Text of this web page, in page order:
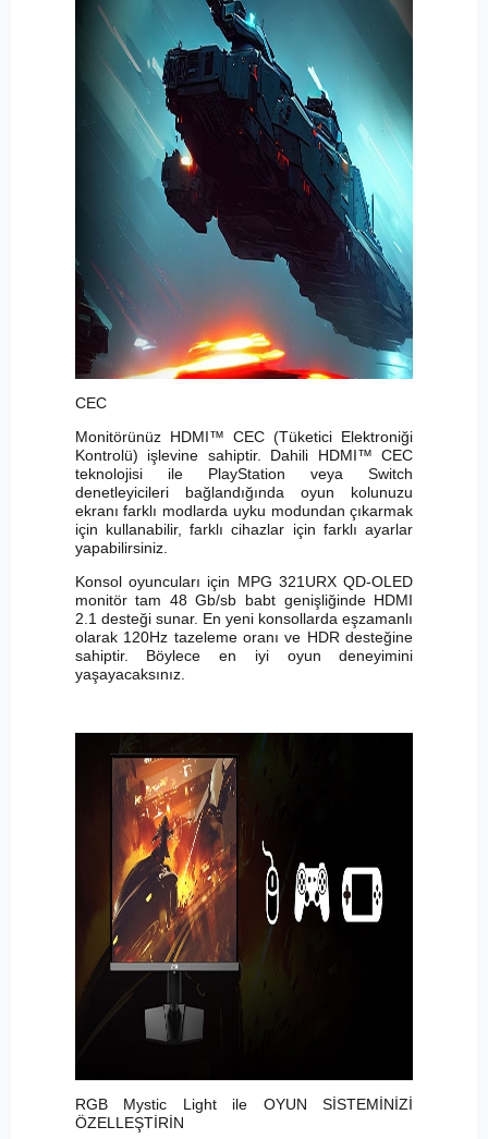
CEC
Monitörünüz HDMI™ CEC (Tüketici Elektroniği
Kontrolü) işlevine sahiptir. Dahili HDMI™ CEC
teknolojisi ile PlayStation veya Switch
denetleyicileri bağlandığında oyun kolunuzu
ekranı farklı modlarda uyku modundan çıkarmak
için kullanabilir, farklı cihazlar için farklı ayarlar
yapabilirsiniz.
Konsol oyuncuları için MPG 321URX QD-OLED
monitör tam 48 Gb/sb babt genişliğinde HDMI
2.1 desteği sunar. En yeni konsollarda eşzamanlı
olarak 120Hz tazeleme oranı ve HDR desteğine
sahiptir. Böylece en iyi oyun deneyimini
yaşayacaksınız.
RGB Mystic Light ile OYUN SİSTEMİNİZİ
ÖZELLEŞTİRİN